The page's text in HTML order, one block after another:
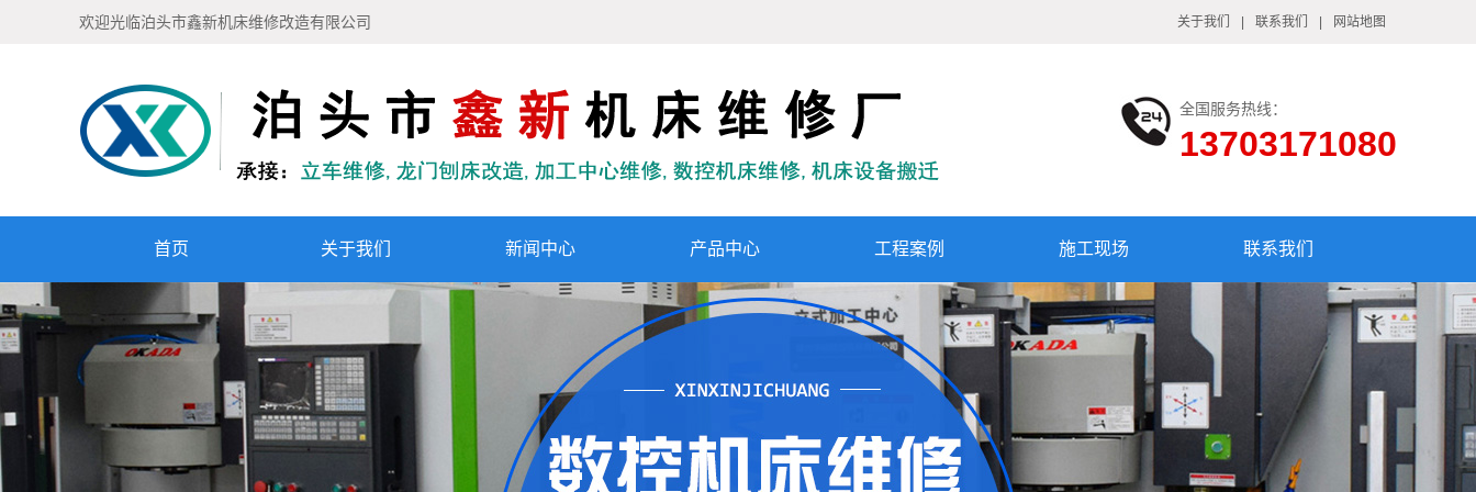
欢迎光临泊头市鑫新机床维修改造有限公司 关于我们 联系我们 网站地图
全国服务热线：
13703171080
首页 关于我们 新闻中心 产品中心 工程案例 施工现场 联系我们